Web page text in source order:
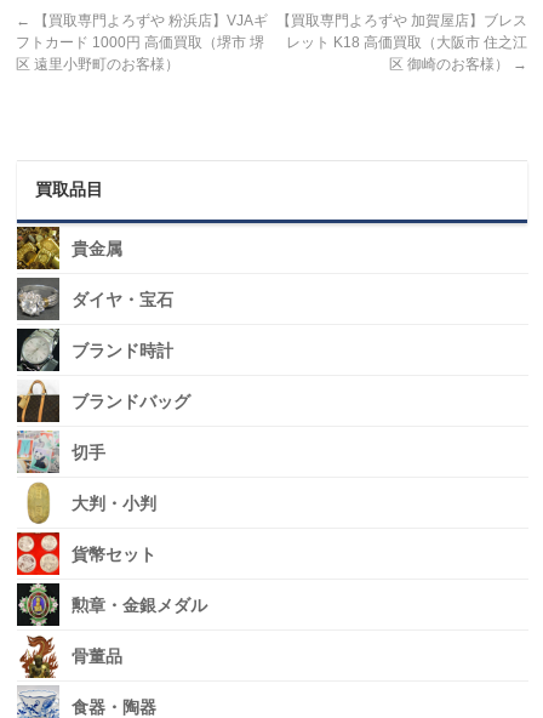
←
【買取専門よろずや 粉浜店】VJAギ
フトカード 1000円 高価買取（堺市 堺
区 遠里小野町のお客様）
【買取専門よろずや 加賀屋店】ブレス
レット K18 高価買取（大阪市 住之江
区 御崎のお客様）
→
買取品目
貴金属
ダイヤ・宝石
ブランド時計
ブランドバッグ
切手
大判・小判
貨幣セット
勲章・金銀メダル
骨董品
食器・陶器